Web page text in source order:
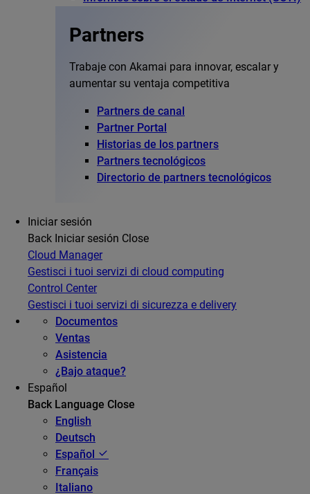
Partners
Trabaje con Akamai para innovar, escalar y
aumentar su ventaja competitiva
Partners de canal
Partner Portal
Historias de los partners
Partners tecnológicos
Directorio de partners tecnológicos
Iniciar sesión
Back Iniciar sesión Close
Cloud Manager
Gestisci i tuoi servizi di cloud computing
Control Center
Gestisci i tuoi servizi di sicurezza e delivery
Documentos
Ventas
Asistencia
¿Bajo ataque?
Español
Back Language Close
English
Deutsch
Español
Français
Italiano